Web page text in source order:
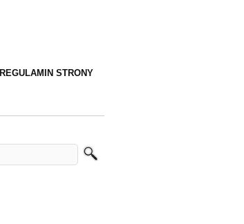
REGULAMIN STRONY